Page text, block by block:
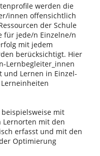
werden die
innen offensichtlich
der Schule
für jede/n Einzelne/n
mit jedem
berücksichtigt. Hier
Lernbegleiter_innen
und Lernen in Einzel-
mit
Lernorten mit den
erfasst und mit den
Optimierung